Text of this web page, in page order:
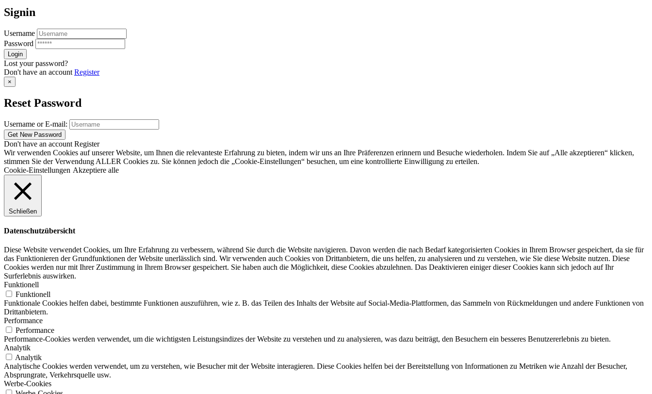
Signin
Username
Password
Lost your password?
Don't have an account Register
×
Reset Password
Username or E-mail:
Don't have an account Register
Wir verwenden Cookies auf unserer Website, um Ihnen die relevanteste Erfahrung zu bieten, indem wir uns an Ihre Präferenzen erinnern und Besuche wiederholen. Indem Sie auf „Alle akzeptieren“ klicken,
stimmen Sie der Verwendung ALLER Cookies zu. Sie können jedoch die „Cookie-Einstellungen“ besuchen, um eine kontrollierte Einwilligung zu erteilen.
Cookie-Einstellungen Akzeptiere alle
Schließen
Datenschutzübersicht
Diese Website verwendet Cookies, um Ihre Erfahrung zu verbessern, während Sie durch die Website navigieren. Davon werden die nach Bedarf kategorisierten Cookies in Ihrem Browser gespeichert, da sie für
das Funktionieren der Grundfunktionen der Website unerlässlich sind. Wir verwenden auch Cookies von Drittanbietern, die uns helfen, zu analysieren und zu verstehen, wie Sie diese Website nutzen. Diese
Cookies werden nur mit Ihrer Zustimmung in Ihrem Browser gespeichert. Sie haben auch die Möglichkeit, diese Cookies abzulehnen. Das Deaktivieren einiger dieser Cookies kann sich jedoch auf Ihr
Surferlebnis auswirken.
Funktionell
Funktionell
Funktionale Cookies helfen dabei, bestimmte Funktionen auszuführen, wie z. B. das Teilen des Inhalts der Website auf Social-Media-Plattformen, das Sammeln von Rückmeldungen und andere Funktionen von
Drittanbietern.
Performance
Performance
Performance-Cookies werden verwendet, um die wichtigsten Leistungsindizes der Website zu verstehen und zu analysieren, was dazu beiträgt, den Besuchern ein besseres Benutzererlebnis zu bieten.
Analytik
Analytik
Analytische Cookies werden verwendet, um zu verstehen, wie Besucher mit der Website interagieren. Diese Cookies helfen bei der Bereitstellung von Informationen zu Metriken wie Anzahl der Besucher,
Absprungrate, Verkehrsquelle usw.
Werbe-Cookies